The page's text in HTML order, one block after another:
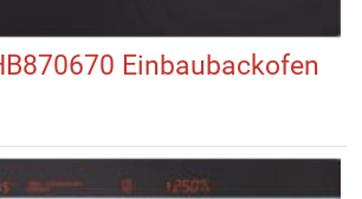
Einbaubackofen